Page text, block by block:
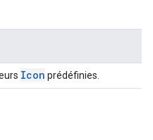
Icon prédéfinies.